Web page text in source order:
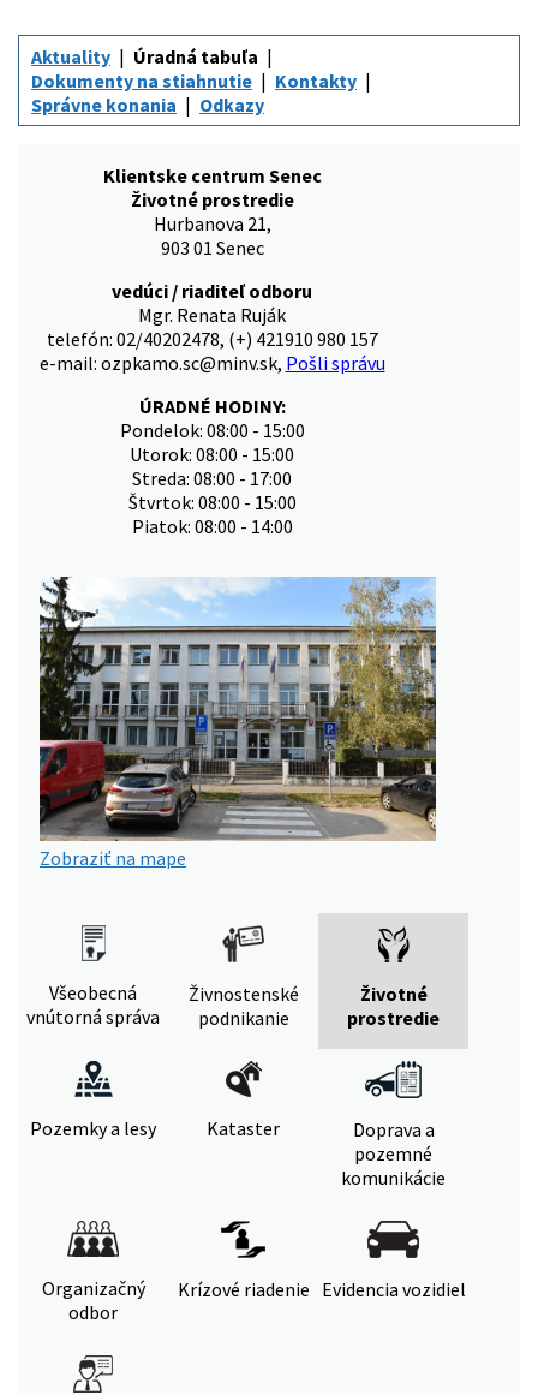
Aktuality
Úradná tabuľa
Dokumenty na stiahnutie
Kontakty
Správne konania
Odkazy
Klientske centrum Senec
Životné prostredie
Hurbanova 21,
903 01 Senec
vedúci / riaditeľ odboru
Mgr. Renata Ruják
telefón: 02/40202478, (+) 421910 980 157
e-mail: ozpkamo.sc@minv.sk, Pošli správu
ÚRADNÉ HODINY:
Pondelok: 08:00 - 15:00
Utorok: 08:00 - 15:00
Streda: 08:00 - 17:00
Štvrtok: 08:00 - 15:00
Piatok: 08:00 - 14:00
Zobraziť na mape
Všeobecná
vnútorná správa
Živnostenské
podnikanie
Životné
prostredie
Pozemky a lesy Kataster
Doprava a
pozemné
komunikácie
Organizačný
odbor
Krízové riadenie Evidencia vozidiel